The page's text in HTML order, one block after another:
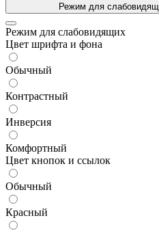
Режим для
Режим для слабовидящих
Цвет шрифта и фона
Обычный
Контрастный
Инверсия
Комфортный
Цвет кнопок и ссылок
Обычный
Красный